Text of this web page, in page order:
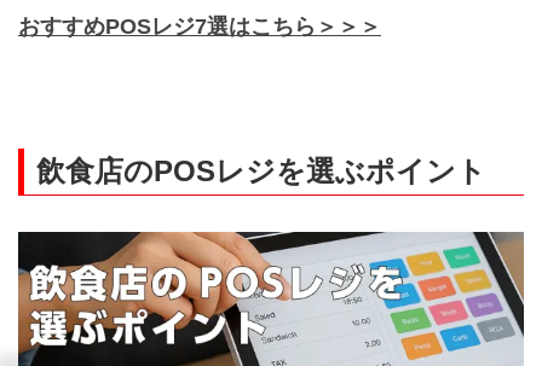
おすすめPOSレジ7選はこちら＞＞＞
飲食店のPOSレジを選ぶポイント